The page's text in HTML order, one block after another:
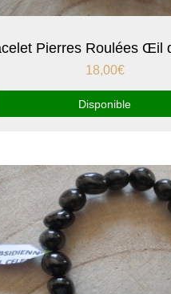
Pierres Roulées Œil
18,00€
Disponible